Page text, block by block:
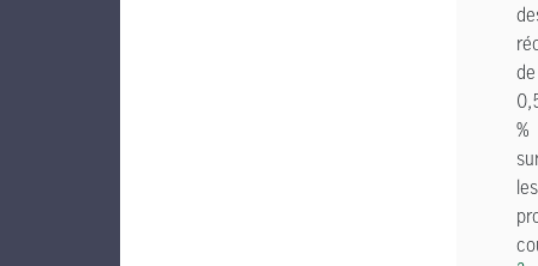
de
%
les